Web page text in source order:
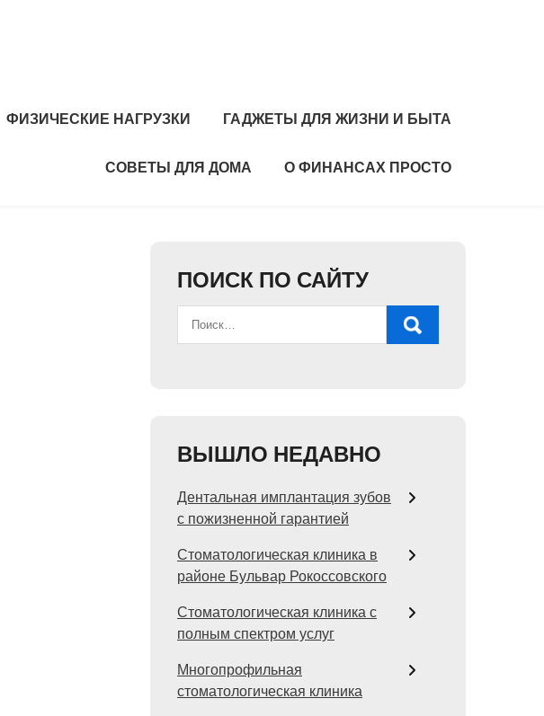
ФИЗИЧЕСКИЕ НАГРУЗКИ ГАДЖЕТЫ ДЛЯ ЖИЗНИ И БЫТА
СОВЕТЫ ДЛЯ ДОМА О ФИНАНСАХ ПРОСТО
ПОИСК ПО САЙТУ
ВЫШЛО НЕДАВНО
Дентальная имплантация зубов
с пожизненной гарантией
Стоматологическая клиника в
районе Бульвар Рокоссовского
Стоматологическая клиника с
полным спектром услуг
Многопрофильная
стоматологическая клиника